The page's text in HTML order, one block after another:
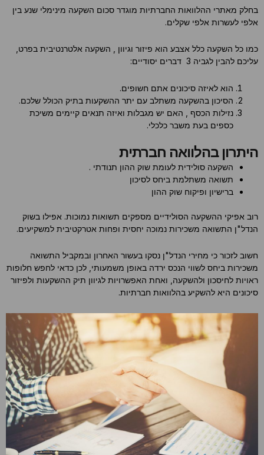
בחלק מאתרי ההלוואות החברתיות מוגדר סכום השקעה מינימלי שנע בין
אלפי לעשרות אלפי שקלים.
כמו כל השקעה כלל אצבע הוא פיזור וגיוון , השקעה אלטרנטיבית בפרט,
עליכם להבין לגביה 3 דברים יסודיים:
הוא לאיזה סיכונים אתם חשופים.
הסיכון בהשקעה משתלב עם יתר ההשקעות בתיק הכולל שלכם.
נזילות הכסף , האם יש מגבלות ואיזה תנאים קיימים משיכת
כספים בעת משבר כלכלי.
היתרון בהלוואה חברתית
השקעה סולידית לעומת שוק ההון תנודתי .
תשואה משתלמת ביחס לסיכון
ברישיון ופיקוח שוק ההון
רוב אפיקי ההשקעה הסולידיים מספקים תשואות נמוכות. אפילו בשוק
הנדל"ן התשואה משכירות נמוכה יחסית ופחות אטרקטיבית למשקיעים.
חשוב לזכור כי מחירי הנדל"ן נסקו בעשור האחרון ובמקביל התשואה
משכירות ביחס לשווי הנכס ירדה באופן משמעותי, לכן כדאי לחפש חלופות
ראויות לחיסכון ולהשקעה, ואחת האפשרויות לגיוון תיק ההשקעות ולפיזור
סיכונים היא להשקיע בהלוואות חברתיות.